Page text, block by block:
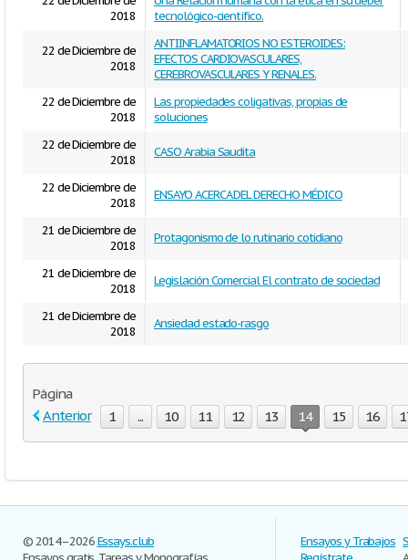
2018
tecnológico-científico.
22 de Diciembre de
2018
ANTIINFLAMATORIOS NO ESTEROIDES:
EFECTOS CARDIOVASCULARES,
CEREBROVASCULARES Y RENALES.
22 de Diciembre de
2018
Las propiedades coligativas, propias de
soluciones
22 de Diciembre de
2018
CASO Arabia Saudita
22 de Diciembre de
2018
ENSAYO ACERCA DEL DERECHO MÉDICO
21 de Diciembre de
2018
Protagonismo de lo rutinario cotidiano
21 de Diciembre de
2018
Legislación Comercial El contrato de sociedad
21 de Diciembre de
2018
Ansiedad estado-rasgo
Página
Anterior
1 ... 10 11 12 13 14 15 16
© 2014–2026Essays.club
Ensayos y Trabajos